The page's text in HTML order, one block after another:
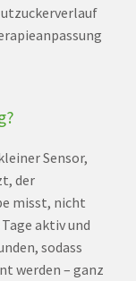
Sensor,
der
misst, nicht
aktiv und
sodass
werden – ganz